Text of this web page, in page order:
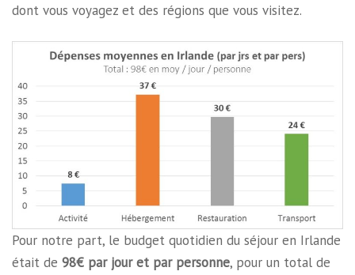
dont vous voyagez et des régions que vous visitez.
Pour notre part, le budget quotidien du séjour en Irlande
était de 98€ par jour et par personne, pour un total de